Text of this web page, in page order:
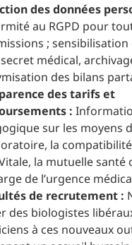
des données
au RGPD pour
; sensibilisation
médical,
des bilans
des tarifs et
:
sur les moyens
la
la mutuelle santé
de l’urgence
de recrutement :
des biologistes
à ces nouveaux